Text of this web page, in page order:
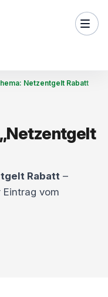
Netzentgelt Rabatt
Rabatt –
vom